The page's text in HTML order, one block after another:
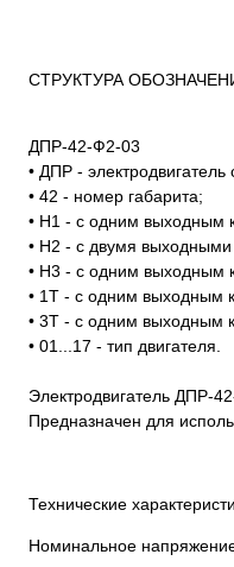
СТРУКТУРА
ДПР-42-Ф2-03
• ДПР -
• 42 - номер габарита;
• H1 - с одним выходным
• Н2 - с двумя
• Н3 - с одним выходным
• 1Т - с одним выходным
• 3Т - с одним выходным
• 01...17 - тип двигателя.
Электродвигатель ДПР-
Предназначен для
Технические
Номинальное